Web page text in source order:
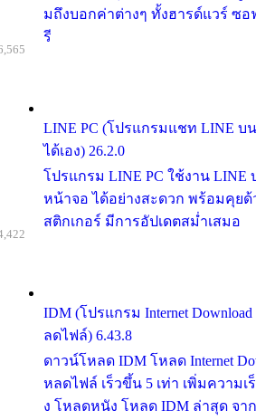
มถึงบอกค่าต่างๆ ทั้งฮารด์แวร์ ซอ
รี
LINE PC (โปรแกรมแชท LINE บ
ได้เอง) 26.2.0
โปรแกรม LINE PC ใช้งาน
หน้าจอ ได้อย่างสะดวก พร้อมคุยด้
สติกเกอร์ มีการอัปเดตสม่ำเสมอ
IDM (โปรแกรม Internet
ลดไฟล์) 6.43.8
ดาวน์โหลด IDM โหลด Internet
หลดไฟล์ เร็วขึ้น 5 เท่า เพิ่มความ
ง โหลดหนัง โหลด IDM ล่าสุด จาก